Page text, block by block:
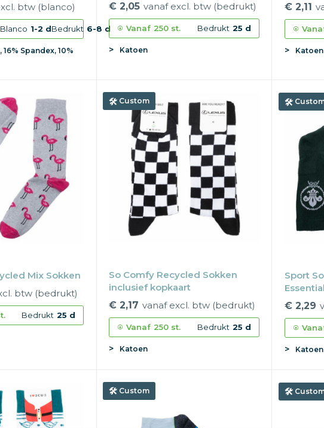
btw (blanco)
Blanco 1-2 dBedrukt 6-8 d
Spandex, 10%
€ 2,05 vanaf excl. btw (bedrukt)
Vanaf 250 st. Bedrukt 25 d
Katoen
€ 2,11
Katoen
Mix Sokken
btw (bedrukt)
Bedrukt 25 d
Custom
So Comfy Recycled Sokken
inclusief kopkaart
€ 2,17 vanaf excl. btw (bedrukt)
Vanaf 250 st. Bedrukt 25 d
Katoen
Sport
Essential
€ 2,29
Katoen
Custom